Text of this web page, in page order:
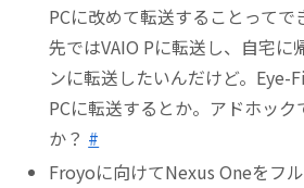
PCに改めて転送することって
先ではVAIO Pに転送し、自宅に
ンに転送したいんだけど。Eye-
PCに転送するとか。アドホック
か？ #
Froyoに向けてNexus Oneをフ